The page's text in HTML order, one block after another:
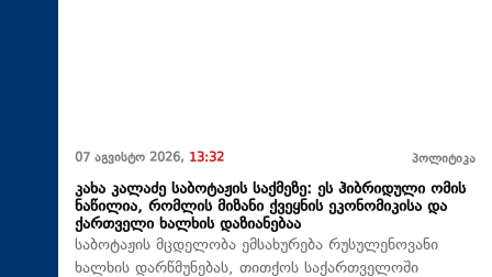
07 აგვისტო 2026, 13:32 პოლიტიკა
კახა კალაძე საბოტაჟის საქმეზე: ეს ჰიბრიდული ომის
ნაწილია, რომლის მიზანი ქვეყნის ეკონომიკისა და
ქართველი ხალხის დაზიანებაა
საბოტაჟის მცდელობა ემსახურება რუსულენოვანი
ხალხის დარწმუნებას, თითქოს საქართველოში